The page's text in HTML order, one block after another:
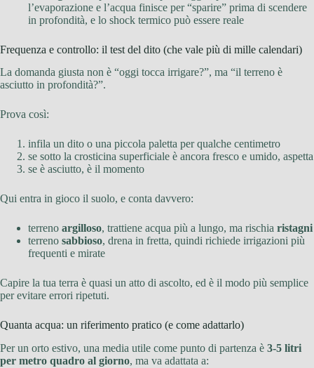
l’evaporazione e l’acqua finisce per “sparire” prima di scendere
in profondità, e lo shock termico può essere reale
Frequenza e controllo: il test del dito (che vale più di mille calendari)
La domanda giusta non è “oggi tocca irrigare?”, ma “il terreno è
asciutto in profondità?”.
Prova così:
infila un dito o una piccola paletta per qualche centimetro
se sotto la crosticina superficiale è ancora fresco e umido, aspetta
se è asciutto, è il momento
Qui entra in gioco il suolo, e conta davvero:
terreno argilloso, trattiene acqua più a lungo, ma rischia ristagni
terreno sabbioso, drena in fretta, quindi richiede irrigazioni più
frequenti e mirate
Capire la tua terra è quasi un atto di ascolto, ed è il modo più semplice
per evitare errori ripetuti.
Quanta acqua: un riferimento pratico (e come adattarlo)
Per un orto estivo, una media utile come punto di partenza è 3-5 litri
per metro quadro al giorno, ma va adattata a: